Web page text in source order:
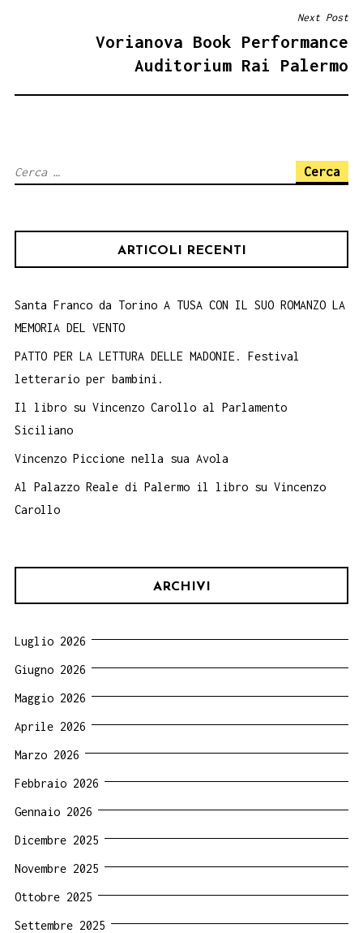
Next Post
Vorianova Book Performance
Auditorium Rai Palermo
Ricerca
ARTICOLI RECENTI
Santa Franco da Torino A TUSA CON IL SUO ROMANZO LA
MEMORIA DEL VENTO
PATTO PER LA LETTURA DELLE MADONIE. Festival
letterario per bambini.
Il libro su Vincenzo Carollo al Parlamento
Siciliano
Vincenzo Piccione nella sua Avola
Al Palazzo Reale di Palermo il libro su Vincenzo
Carollo
ARCHIVI
Luglio 2026
Giugno 2026
Maggio 2026
Aprile 2026
Marzo 2026
Febbraio 2026
Gennaio 2026
Dicembre 2025
Novembre 2025
Ottobre 2025
Settembre 2025